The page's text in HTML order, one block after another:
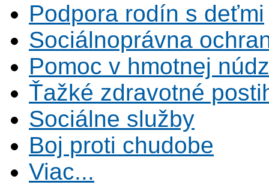
Podpora rodín s deťmi
Sociálnoprávna
Pomoc v hmotnej
Ťažké zdravotné
Sociálne služby
Boj proti chudobe
Viac...